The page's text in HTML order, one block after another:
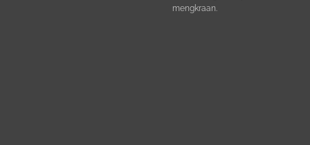
mengkraan.